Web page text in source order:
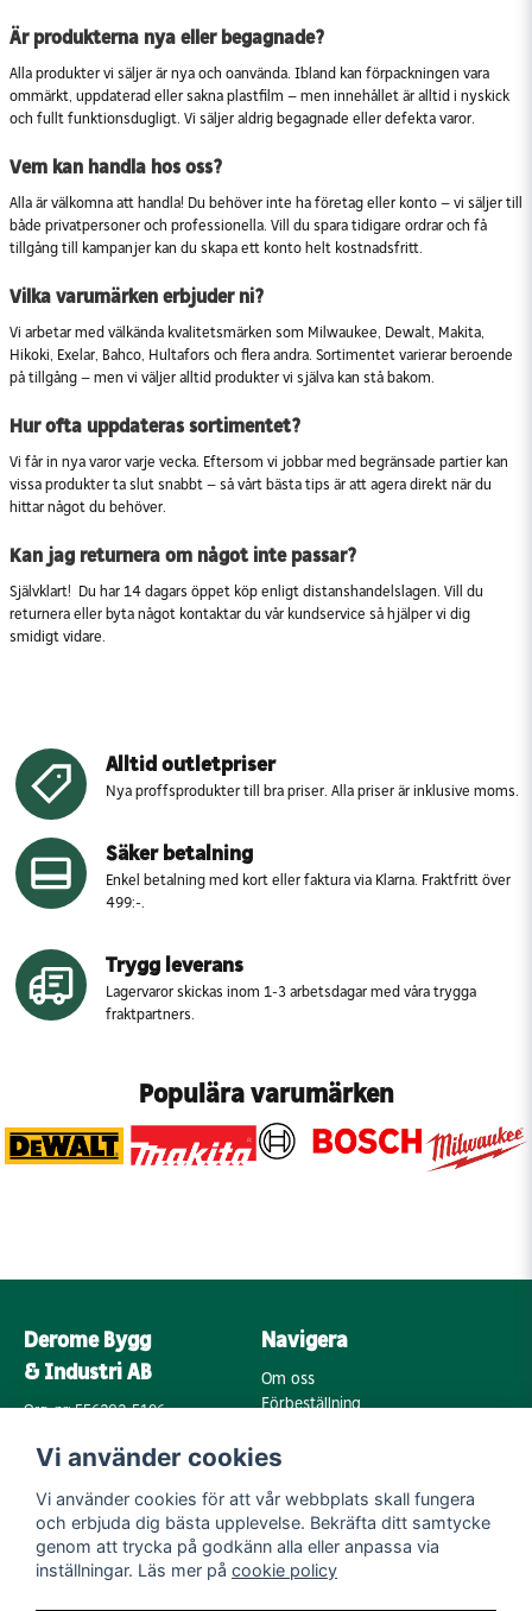
Är produkterna nya eller begagnade?
Alla produkter vi säljer är nya och oanvända. Ibland kan förpackningen vara
ommärkt, uppdaterad eller sakna plastfilm – men innehållet är alltid i nyskick
och fullt funktionsdugligt. Vi säljer aldrig begagnade eller defekta varor.
Vem kan handla hos oss?
Alla är välkomna att handla! Du behöver inte ha företag eller konto – vi säljer till
både privatpersoner och professionella. Vill du spara tidigare ordrar och få
tillgång till kampanjer kan du skapa ett konto helt kostnadsfritt.
Vilka varumärken erbjuder ni?
Vi arbetar med välkända kvalitetsmärken som Milwaukee, Dewalt, Makita,
Hikoki, Exelar, Bahco, Hultafors och flera andra. Sortimentet varierar beroende
på tillgång – men vi väljer alltid produkter vi själva kan stå bakom.
Hur ofta uppdateras sortimentet?
Vi får in nya varor varje vecka. Eftersom vi jobbar med begränsade partier kan
vissa produkter ta slut snabbt – så vårt bästa tips är att agera direkt när du
hittar något du behöver.
Kan jag returnera om något inte passar?
Självklart! Du har 14 dagars öppet köp enligt distanshandelslagen. Vill du
returnera eller byta något kontaktar du vår kundservice så hjälper vi dig
smidigt vidare.
Alltid outletpriser
Nya proffsprodukter till bra priser. Alla priser är inklusive moms.
Säker betalning
Enkel betalning med kort eller faktura via Klarna. Fraktfritt över
499:-.
Trygg leverans
Lagervaror skickas inom 1-3 arbetsdagar med våra trygga
fraktpartners.
Populära varumärken
Derome Bygg
& Industri AB
Org. nr: 556202-5196
43248 Varberg
Kontakta oss
Mail:
byggoutlet@support.derome.se
Navigera
Om oss
Förbeställning
Köpvillkor
Integritetspolicy
Cookies
Vi använder cookies
Vi använder cookies för att vår webbplats skall fungera
och erbjuda dig bästa upplevelse. Bekräfta ditt samtycke
genom att trycka på godkänn alla eller anpassa via
inställningar. Läs mer på cookie policy